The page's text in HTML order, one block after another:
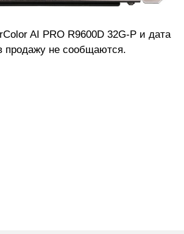
AI PRO R9600D 32G-P и дата
продажу не сообщаются.